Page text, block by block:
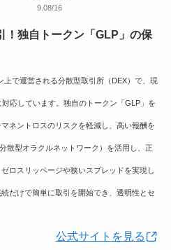
9.08/16
！独自トークン「GLP」の保
で運営される分散型取引所（DEX）で、現
応しています。独自のトークン「GLP」を
ネントロスのリスクを軽減し、高い報酬を
散型オラクルネットワーク）を活用し、正
ロスリッページや狭いスプレッドを実現し
だけで簡単に取引を開始でき、透明性とセ
公式サイトを見る